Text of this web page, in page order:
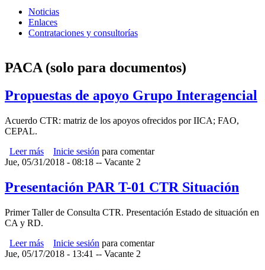
Noticias
Enlaces
Contrataciones y consultorías
PACA (solo para documentos)
Propuestas de apoyo Grupo Interagencial
Acuerdo CTR: matriz de los apoyos ofrecidos por IICA; FAO,
CEPAL.
Leer más sobre Propuestas de apoyo Grupo Interagencial
Inicie sesión para comentar
Jue, 05/31/2018 - 08:18 -- Vacante 2
Presentación PAR T-01 CTR Situación
Primer Taller de Consulta CTR. Presentación Estado de situación en
CA y RD.
Leer más sobre Presentación PAR T-01 CTR Situación
Inicie sesión para comentar
Jue, 05/17/2018 - 13:41 -- Vacante 2